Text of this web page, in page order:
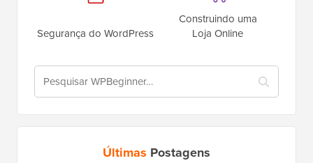
Segurança do WordPress
Construindo uma
Loja Online
Últimas Postagens